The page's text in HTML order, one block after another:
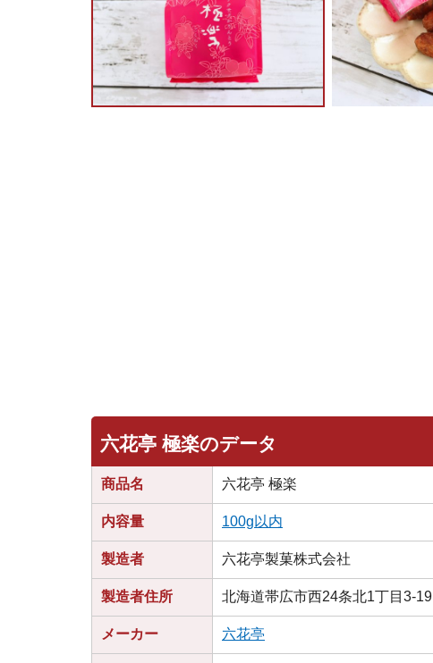
六花亭 極楽のデータ
商品名 六花亭 極楽
内容量 100g以内
製造者 六花亭製菓株式会社
製造者住所 北海道帯広市西24条北1丁目3-19
メーカー 六花亭